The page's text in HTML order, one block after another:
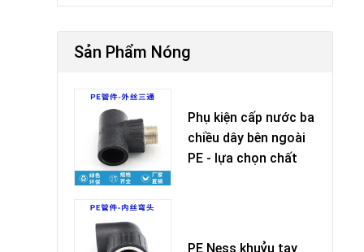
Sản Phẩm Nóng
Phụ kiện cấp nước ba
chiều dây bên ngoài
PE - lựa chọn chất
PE Ness khuỷu tay